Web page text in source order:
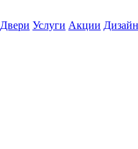
Двери Услуги Акции